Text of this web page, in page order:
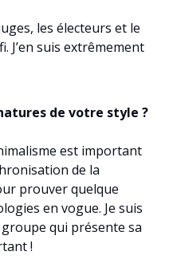
les électeurs et le
J’en suis extrêmement
de votre style ?
est important
de la
prouver quelque
en vogue. Je suis
qui présente sa
!